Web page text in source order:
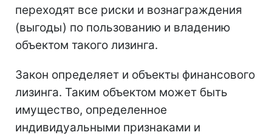
переходят все риски и вознаграждения
(выгоды) по пользованию и владению
объектом такого лизинга.
Закон определяет и объекты финансового
лизинга. Таким объектом может быть
имущество, определенное
индивидуальными признаками и